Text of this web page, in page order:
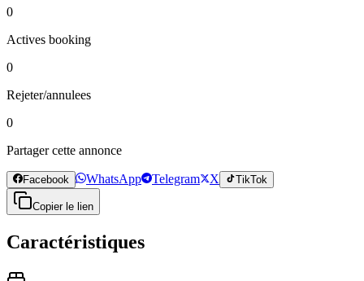
0
Actives booking
0
Rejeter/annulees
0
Partager cette annonce
Facebook WhatsApp Telegram X TikTok
Copier le lien
Caractéristiques